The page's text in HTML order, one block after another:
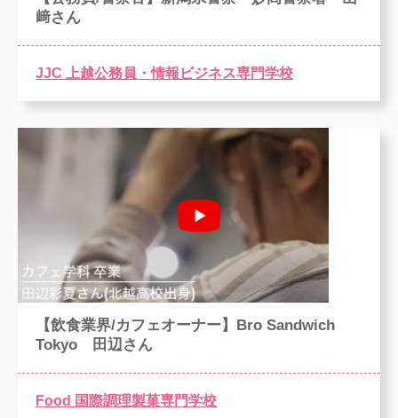
﨑さん
JJC 上越公務員・情報ビジネス専門学校
【飲食業界/カフェオーナー】Bro Sandwich
Tokyo 田辺さん
Food 国際調理製菓専門学校